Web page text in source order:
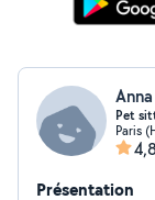
Pet
Paris
Présentation